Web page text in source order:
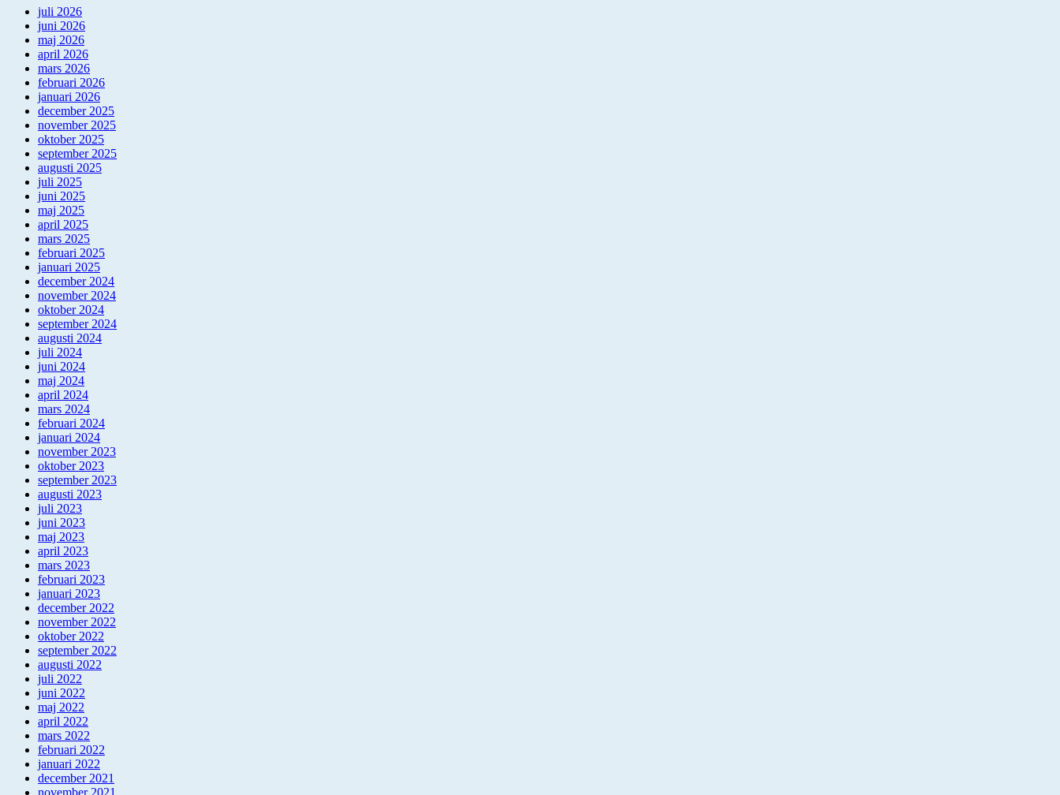
juli 2026
juni 2026
maj 2026
april 2026
mars 2026
februari 2026
januari 2026
december 2025
november 2025
oktober 2025
september 2025
augusti 2025
juli 2025
juni 2025
maj 2025
april 2025
mars 2025
februari 2025
januari 2025
december 2024
november 2024
oktober 2024
september 2024
augusti 2024
juli 2024
juni 2024
maj 2024
april 2024
mars 2024
februari 2024
januari 2024
november 2023
oktober 2023
september 2023
augusti 2023
juli 2023
juni 2023
maj 2023
april 2023
mars 2023
februari 2023
januari 2023
december 2022
november 2022
oktober 2022
september 2022
augusti 2022
juli 2022
juni 2022
maj 2022
april 2022
mars 2022
februari 2022
januari 2022
december 2021